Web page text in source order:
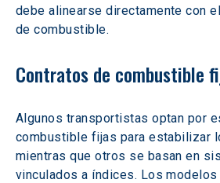
debe alinearse directamente con
de combustible.
Contratos de combustible
Algunos transportistas optan por
combustible fijas para estabilizar
mientras que otros se basan en
vinculados a índices. Los